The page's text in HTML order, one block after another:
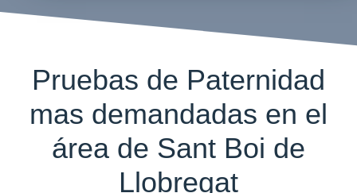
Pruebas de Paternidad
mas demandadas en el
área de Sant Boi de
Llobregat